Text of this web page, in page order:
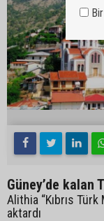
Güney’de kalan
Alithia “Kıbrıs Türk
aktardı